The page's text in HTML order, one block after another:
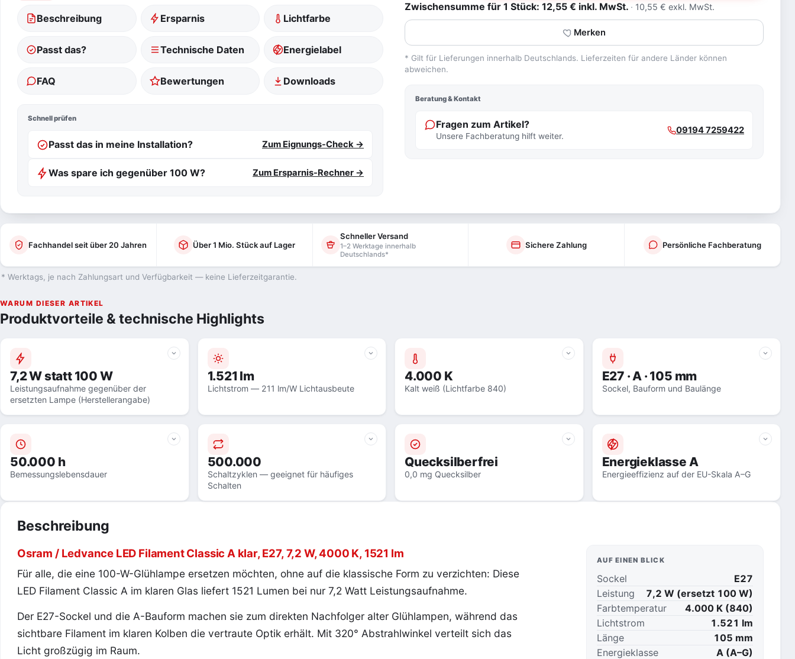
Beschreibung Ersparnis Lichtfarbe
Passt das? Technische Daten Energielabel
FAQ Bewertungen Downloads
Schnell prüfen
Passt das in meine Installation? Zum Eignungs-Check →
Was spare ich gegenüber 100 W? Zum Ersparnis-Rechner →
Zwischensumme für 1 Stück: 12,55 € inkl. MwSt. 10,55 € exkl. MwSt.
Merken
* Gilt für Lieferungen innerhalb Deutschlands. Lieferzeiten für andere Länder können
abweichen.
Beratung & Kontakt
Fragen zum Artikel?
Unsere Fachberatung hilft weiter.
09194 7259422
Fachhandel seit über 20 Jahren Über 1 Mio. Stück auf Lager
Schneller Versand
1–2 Werktage innerhalb
Deutschlands*
Sichere Zahlung Persönliche Fachberatung
* Werktags, je nach Zahlungsart und Verfügbarkeit — keine Lieferzeitgarantie.
WARUM DIESER ARTIKEL
Produktvorteile & technische Highlights
7,2 W statt 100 W
Leistungsaufnahme gegenüber der
ersetzten Lampe (Herstellerangabe)
1.521 lm
Lichtstrom — 211 lm/W Lichtausbeute
4.000 K
Kalt weiß (Lichtfarbe 840)
E27 · A · 105 mm
Sockel, Bauform und Baulänge
50.000 h
Bemessungslebensdauer
500.000
Schaltzyklen — geeignet für häufiges
Schalten
Quecksilberfrei
0,0 mg Quecksilber
Energieklasse A
Energieeffizienz auf der EU-Skala A–G
Beschreibung
Osram / Ledvance LED Filament Classic A klar, E27, 7,2 W, 4000 K, 1521 lm
Für alle, die eine 100-W-Glühlampe ersetzen möchten, ohne auf die klassische Form zu verzichten: Diese
LED Filament Classic A im klaren Glas liefert 1521 Lumen bei nur 7,2 Watt Leistungsaufnahme.
Der E27-Sockel und die A-Bauform machen sie zum direkten Nachfolger alter Glühlampen, während das
sichtbare Filament im klaren Kolben die vertraute Optik erhält. Mit 320° Abstrahlwinkel verteilt sich das
Licht großzügig im Raum.
AUF EINEN BLICK
Sockel
E27
Leistung
7,2 W (ersetzt 100 W)
Farbtemperatur
4.000 K (840)
Lichtstrom
1.521 lm
Länge
105 mm
Energieklasse
A (A–G)